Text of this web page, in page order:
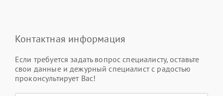
Контактная информация
Если требуется задать вопрос специалисту, оставьте
свои данные и дежурный специалист с радостью
проконсультирует Вас!